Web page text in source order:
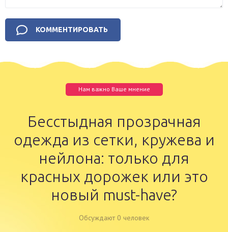
Нам важно Ваше мнение
Бесстыдная прозрачная
одежда из сетки, кружева и
нейлона: только для
красных дорожек или это
новый must-have?
Обсуждают 0 человек